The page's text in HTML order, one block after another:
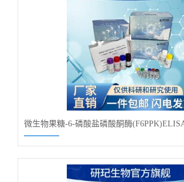
微生物果糖-6-磷酸盐磷酸酮酶